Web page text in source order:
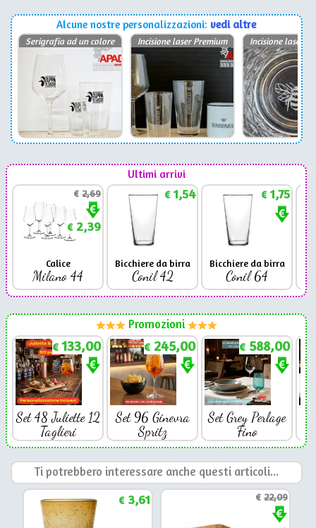
Alcune nostre personalizzazioni: vedi altre
Serigrafia ad un colore Incisione laser Premium Incisione laser
Ultimi arrivi
€2,69
€2,39
Calice
Milano 44
€1,54
Bicchiere da birra
Conil 42
€1,75
Bicchiere da birra
Conil 64
Promozioni
€ 133,00
Set 48 Juliette 12
Taglieri
€ 245,00
Set 96 Ginevra
Spritz
€ 588,00
Set Grey Perlage
Fino
Ti potrebbero interessare anche questi articoli...
€3,61 €22,09